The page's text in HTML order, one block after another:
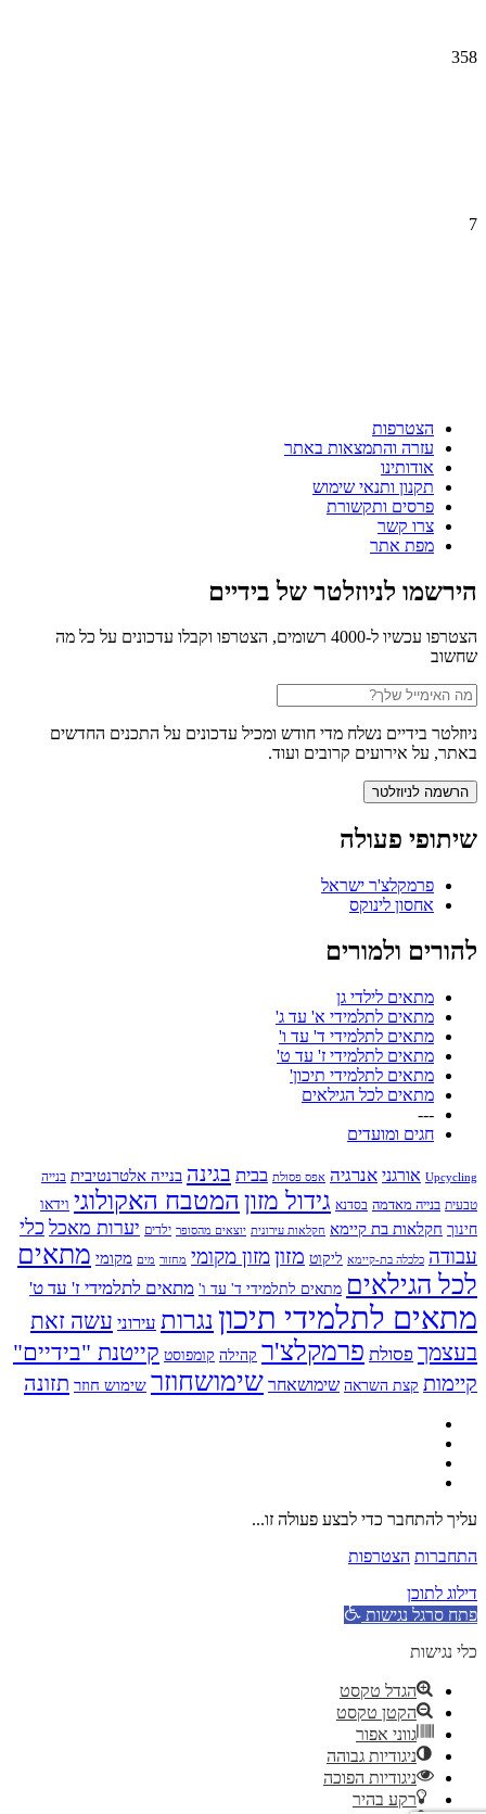
358
7
הצטרפות
עזרה והתמצאות באתר
אודותינו
תקנון ותנאי שימוש
פרסים ותקשורת
צרו קשר
מפת אתר
הירשמו לניוזלטר של בידיים
הצטרפו עכשיו ל-4000 רשומים, הצטרפו וקבלו עדכונים על כל מה
שחשוב
ניוזלטר בידיים נשלח מדי חודש ומכיל עדכונים על התכנים החדשים
באתר, על אירועים קרובים ועוד.
שיתופי פעולה
פרמקלצ'ר ישראל
אחסון לינוקס
להורים ולמורים
מתאים לילדי גן
מתאים לתלמידי א' עד ג'
מתאים לתלמידי ד' עד ו'
מתאים לתלמידי ז' עד ט'
מתאים לתלמידי תיכון'
מתאים לכל הגילאים
---
חגים ומועדים
Upcycling אורגני אנרגיה אפס פסולת בבית בגינה בנייה אלטרנטיבית בנייה
טבעית בנייה מאדמה בסדנא גידול מזון המטבח האקולוגי וידאו
חינוך חקלאות בת קיימא חקלאות עירונית יוצאים מהסופר ילדים יערות מאכל כלי
עבודה כלכלה בת-קיימא ליקוט מזוןמזון מקומי מחזור מים מקומי מתאים
לכל הגילאים מתאים לתלמידי ד' עד ו' מתאים לתלמידי ז' עד ט'
מתאים לתלמידי תיכון נגרות עירוני עשה זאת
בעצמך פסולת פרמקלצ'ר קהילה קומפוסט קייטנת "בידיים"
קיימות קצת השראה שימושאחר שימושחוזר שימוש חוזר תזונה
עליך להתחבר כדי לבצע פעולה זו...
התחברות הצטרפות
דילוג לתוכן
פתח סרגל נגישות
כלי נגישות
הגדל טקסט
הקטן טקסט
גווני אפור
ניגודיות גבוהה
ניגודיות הפוכה
רקע בהיר